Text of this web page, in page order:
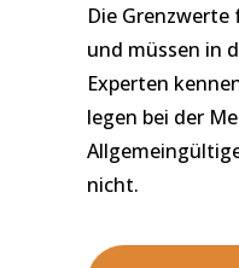
Die
und müssen in
Experten
legen bei der
nicht.